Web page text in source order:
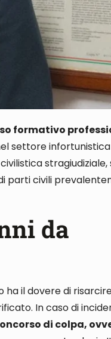
formativo
settore
stragiudiziale,
parti civili
da
ha il dovere di
. In caso di
di colpa,